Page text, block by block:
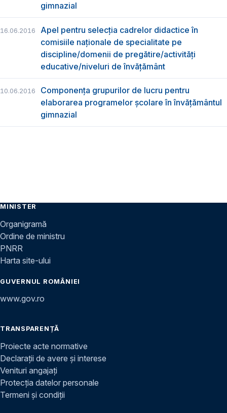
gimnazial
16.06.2016
Apel pentru selecţia cadrelor didactice în
comisiile naţionale de specialitate pe
discipline/domenii de pregătire/activităţi
educative/niveluri de învăţământ
10.06.2016
Componenţa grupurilor de lucru pentru
elaborarea programelor şcolare în învăţământul
gimnazial
MINISTER
Organigramă
Ordine de ministru
PNRR
Harta site-ului
GUVERNUL ROMÂNIEI
www.gov.ro
TRANSPARENȚĂ
Proiecte acte normative
Declarații de avere și interese
Venituri angajați
Protecția datelor personale
Termeni și condiții